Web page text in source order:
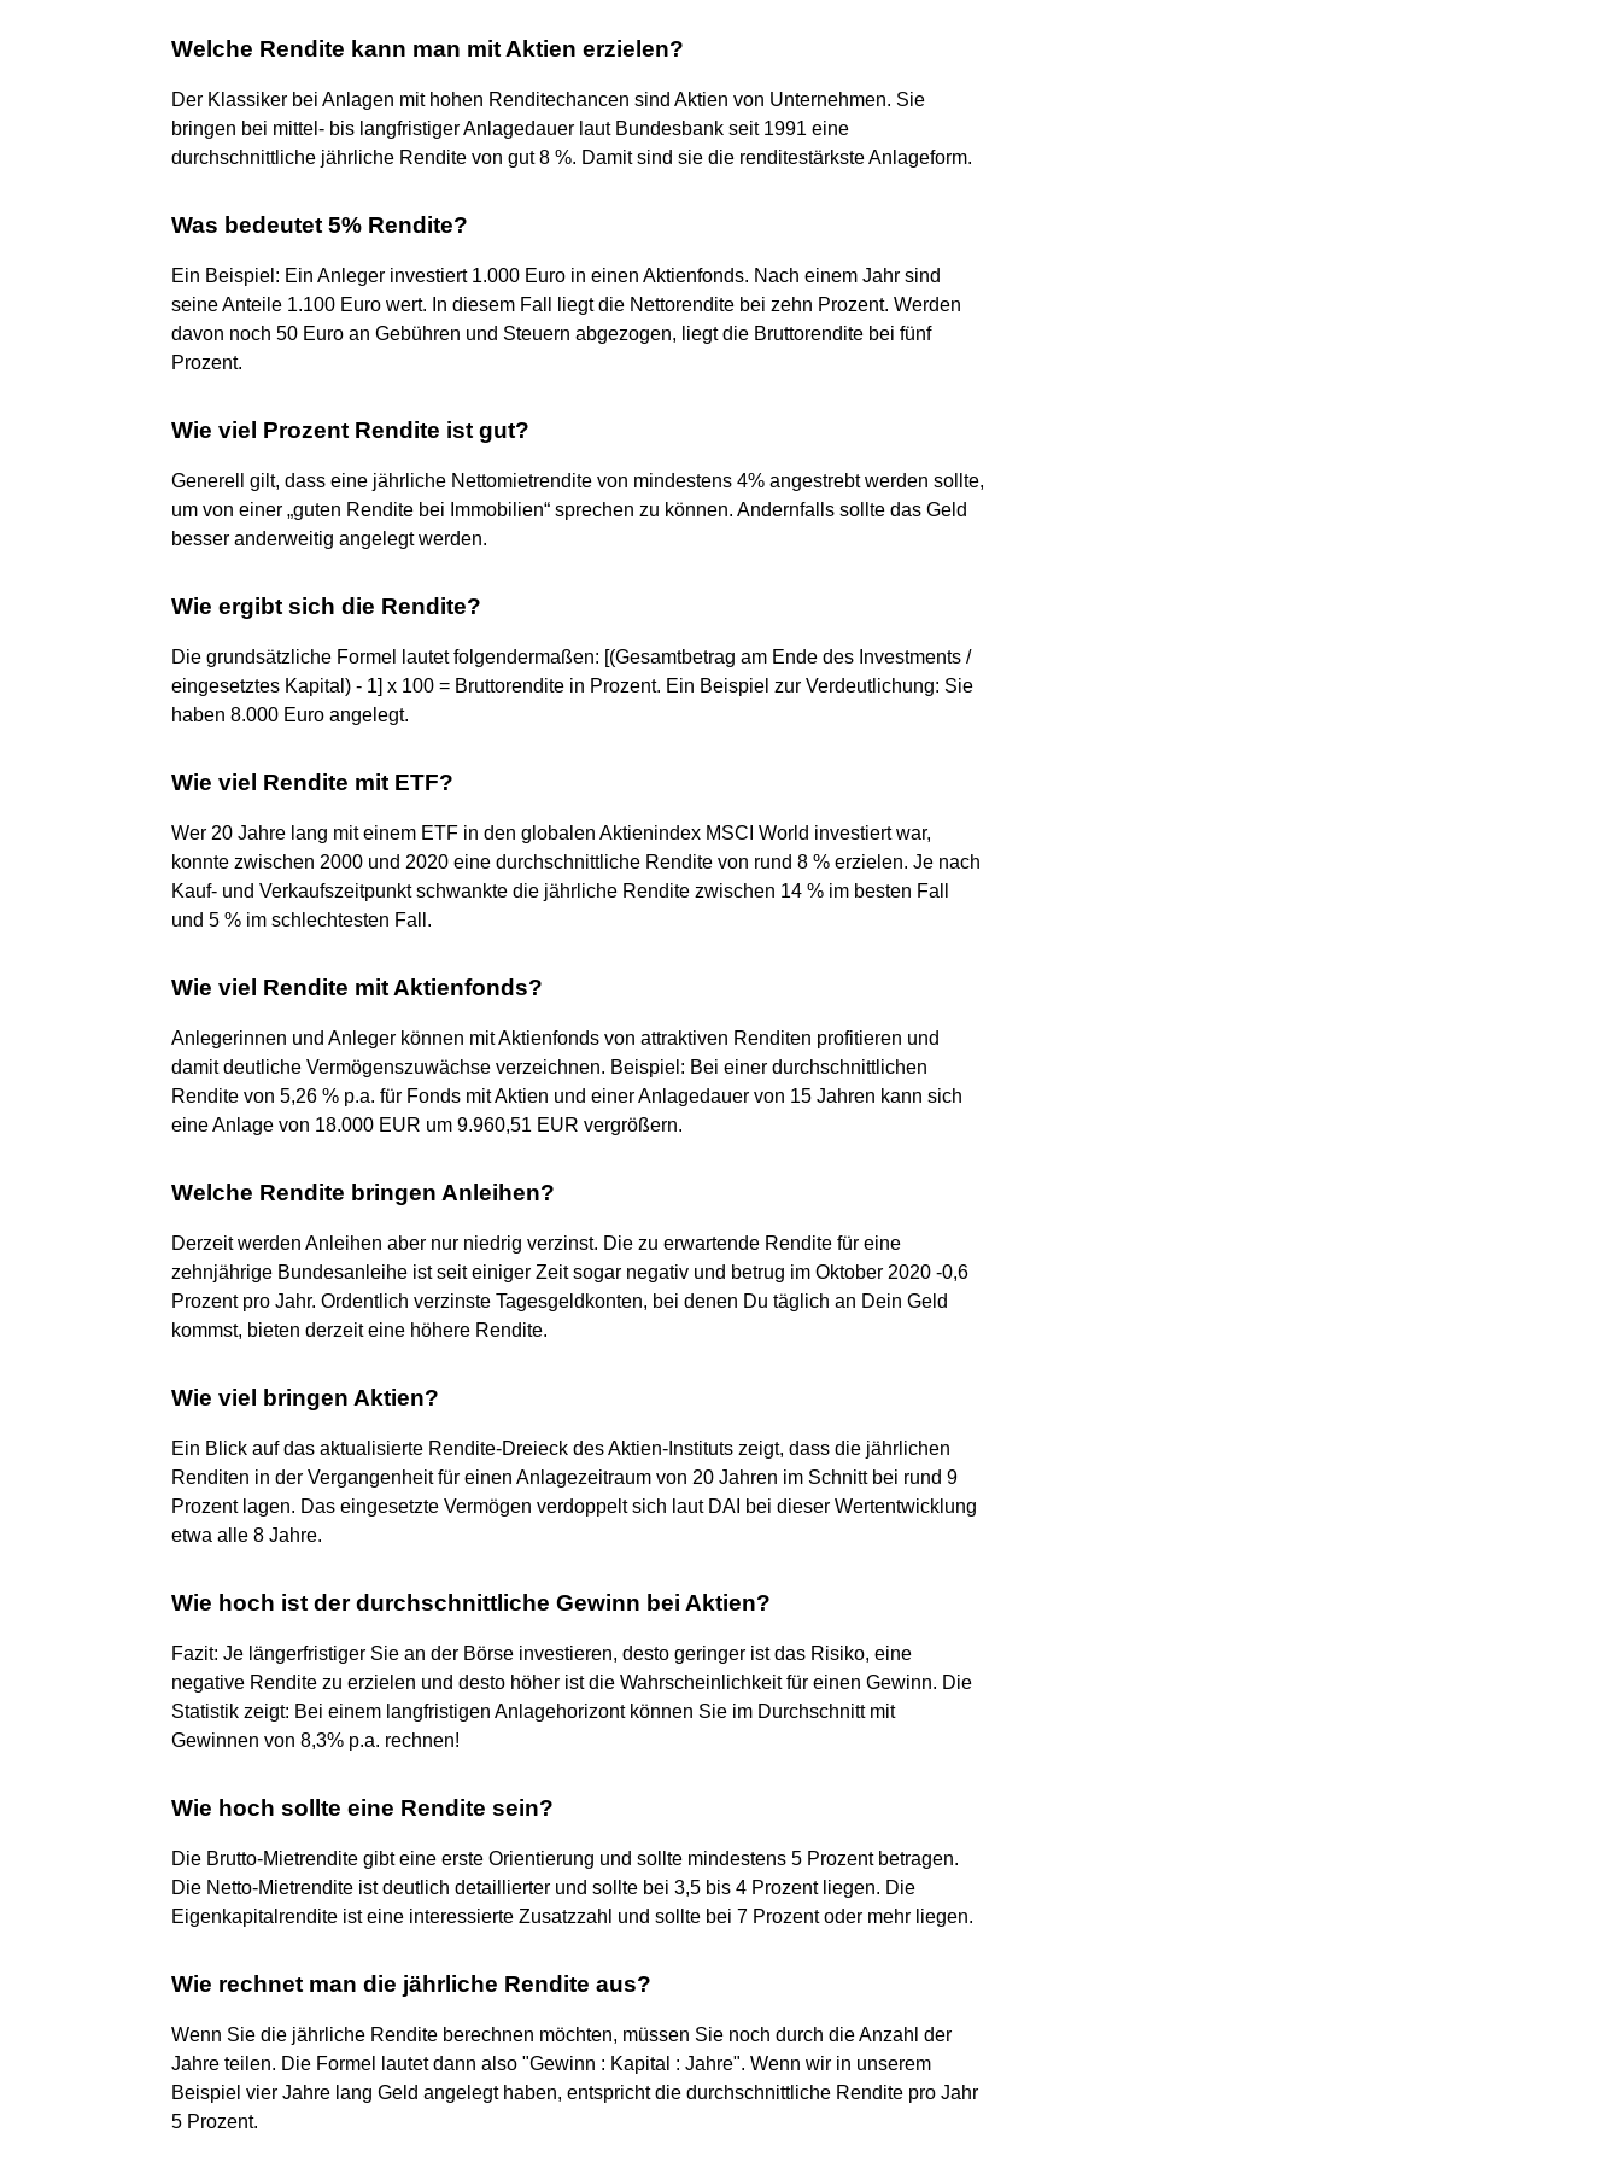
Welche Rendite kann man mit Aktien erzielen?
Der Klassiker bei Anlagen mit hohen Renditechancen sind Aktien von Unternehmen. Sie
bringen bei mittel- bis langfristiger Anlagedauer laut Bundesbank seit 1991 eine
durchschnittliche jährliche Rendite von gut 8 %. Damit sind sie die renditestärkste Anlageform.
Was bedeutet 5% Rendite?
Ein Beispiel: Ein Anleger investiert 1.000 Euro in einen Aktienfonds. Nach einem Jahr sind
seine Anteile 1.100 Euro wert. In diesem Fall liegt die Nettorendite bei zehn Prozent. Werden
davon noch 50 Euro an Gebühren und Steuern abgezogen, liegt die Bruttorendite bei fünf
Prozent.
Wie viel Prozent Rendite ist gut?
Generell gilt, dass eine jährliche Nettomietrendite von mindestens 4% angestrebt werden sollte,
um von einer „guten Rendite bei Immobilien“ sprechen zu können. Andernfalls sollte das Geld
besser anderweitig angelegt werden.
Wie ergibt sich die Rendite?
Die grundsätzliche Formel lautet folgendermaßen: [(Gesamtbetrag am Ende des Investments /
eingesetztes Kapital) - 1] x 100 = Bruttorendite in Prozent. Ein Beispiel zur Verdeutlichung: Sie
haben 8.000 Euro angelegt.
Wie viel Rendite mit ETF?
Wer 20 Jahre lang mit einem ETF in den globalen Aktienindex MSCI World investiert war,
konnte zwischen 2000 und 2020 eine durchschnittliche Rendite von rund 8 % erzielen. Je nach
Kauf- und Verkaufszeitpunkt schwankte die jährliche Rendite zwischen 14 % im besten Fall
und 5 % im schlechtesten Fall.
Wie viel Rendite mit Aktienfonds?
Anlegerinnen und Anleger können mit Aktienfonds von attraktiven Renditen profitieren und
damit deutliche Vermögenszuwächse verzeichnen. Beispiel: Bei einer durchschnittlichen
Rendite von 5,26 % p.a. für Fonds mit Aktien und einer Anlagedauer von 15 Jahren kann sich
eine Anlage von 18.000 EUR um 9.960,51 EUR vergrößern.
Welche Rendite bringen Anleihen?
Derzeit werden Anleihen aber nur niedrig verzinst. Die zu erwartende Rendite für eine
zehnjährige Bundesanleihe ist seit einiger Zeit sogar negativ und betrug im Oktober 2020 -0,6
Prozent pro Jahr. Ordentlich verzinste Tagesgeldkonten, bei denen Du täglich an Dein Geld
kommst, bieten derzeit eine höhere Rendite.
Wie viel bringen Aktien?
Ein Blick auf das aktualisierte Rendite-Dreieck des Aktien-Instituts zeigt, dass die jährlichen
Renditen in der Vergangenheit für einen Anlagezeitraum von 20 Jahren im Schnitt bei rund 9
Prozent lagen. Das eingesetzte Vermögen verdoppelt sich laut DAI bei dieser Wertentwicklung
etwa alle 8 Jahre.
Wie hoch ist der durchschnittliche Gewinn bei Aktien?
Fazit: Je längerfristiger Sie an der Börse investieren, desto geringer ist das Risiko, eine
negative Rendite zu erzielen und desto höher ist die Wahrscheinlichkeit für einen Gewinn. Die
Statistik zeigt: Bei einem langfristigen Anlagehorizont können Sie im Durchschnitt mit
Gewinnen von 8,3% p.a. rechnen!
Wie hoch sollte eine Rendite sein?
Die Brutto-Mietrendite gibt eine erste Orientierung und sollte mindestens 5 Prozent betragen.
Die Netto-Mietrendite ist deutlich detaillierter und sollte bei 3,5 bis 4 Prozent liegen. Die
Eigenkapitalrendite ist eine interessierte Zusatzzahl und sollte bei 7 Prozent oder mehr liegen.
Wie rechnet man die jährliche Rendite aus?
Wenn Sie die jährliche Rendite berechnen möchten, müssen Sie noch durch die Anzahl der
Jahre teilen. Die Formel lautet dann also "Gewinn : Kapital : Jahre". Wenn wir in unserem
Beispiel vier Jahre lang Geld angelegt haben, entspricht die durchschnittliche Rendite pro Jahr
5 Prozent.